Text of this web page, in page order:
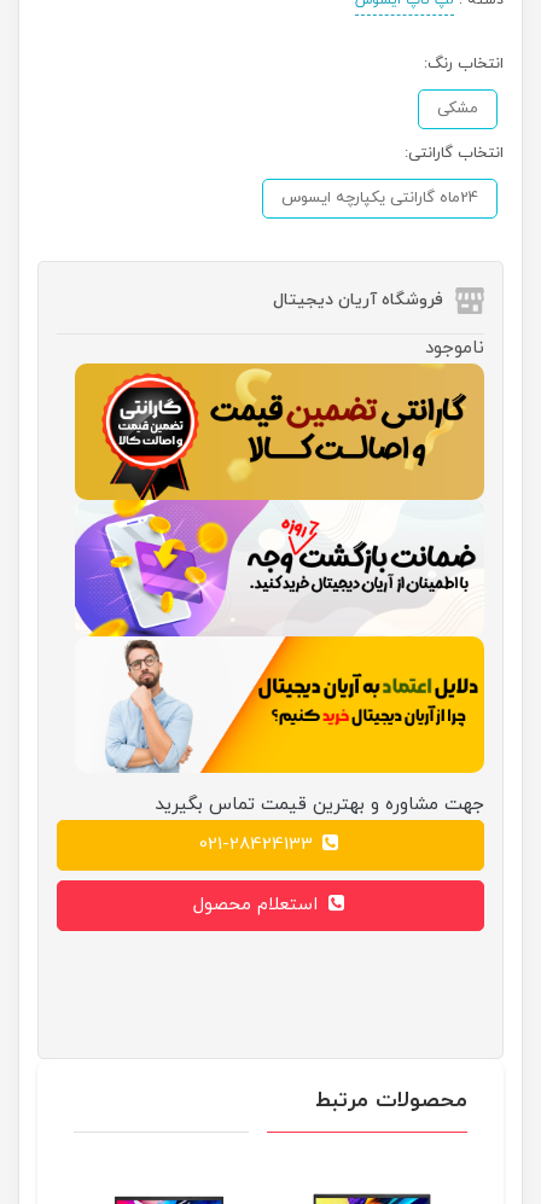
انتخاب رنگ:
مشکی
انتخاب گارانتی:
24ماه گارانتی یکپارچه ایسوس
فروشگاه آریان دیجیتال
ناموجود
جهت مشاوره و بهترین قیمت تماس بگیرید
محصولات مرتبط